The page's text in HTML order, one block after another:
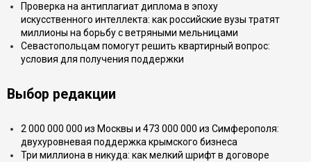
Проверка на антиплагиат диплома в эпоху
искусственного интеллекта: как российские вузы тратят
миллионы на борьбу с ветряными мельницами
Севастопольцам помогут решить квартирный вопрос:
условия для получения поддержки
Выбор редакции
2 000 000 000 из Москвы и 473 000 000 из Симферополя:
двухуровневая поддержка крымского бизнеса
Три миллиона в никуда: как мелкий шрифт в договоре